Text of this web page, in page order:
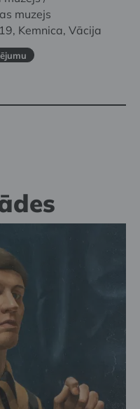
muzejs
Kemnica, Vācija